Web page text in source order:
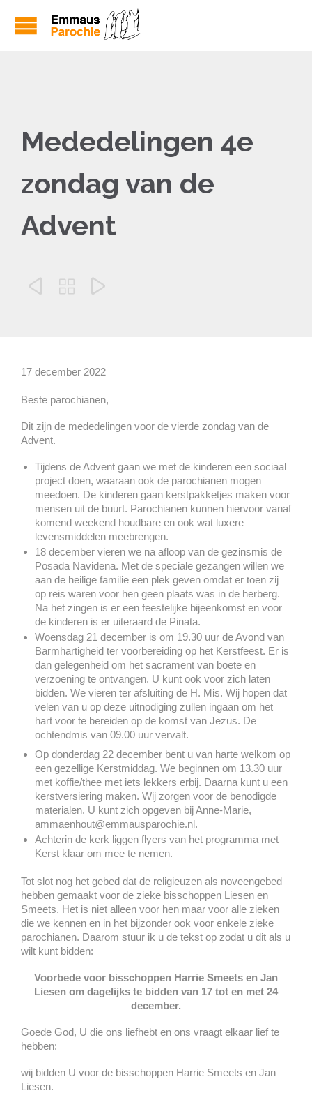
Mededelingen 4e
zondag van de
Advent
  
17 december 2022
Beste parochianen,
Dit zijn de mededelingen voor de vierde zondag van de
Advent.
Tijdens de Advent gaan we met de kinderen een sociaal
project doen, waaraan ook de parochianen mogen
meedoen. De kinderen gaan kerstpakketjes maken voor
mensen uit de buurt. Parochianen kunnen hiervoor vanaf
komend weekend houdbare en ook wat luxere
levensmiddelen meebrengen.
18 december vieren we na afloop van de gezinsmis de
Posada Navidena. Met de speciale gezangen willen we
aan de heilige familie een plek geven omdat er toen zij
op reis waren voor hen geen plaats was in de herberg.
Na het zingen is er een feestelijke bijeenkomst en voor
de kinderen is er uiteraard de Pinata.
Woensdag 21 december is om 19.30 uur de Avond van
Barmhartigheid ter voorbereiding op het Kerstfeest. Er is
dan gelegenheid om het sacrament van boete en
verzoening te ontvangen. U kunt ook voor zich laten
bidden. We vieren ter afsluiting de H. Mis. Wij hopen dat
velen van u op deze uitnodiging zullen ingaan om het
hart voor te bereiden op de komst van Jezus. De
ochtendmis van 09.00 uur vervalt.
Op donderdag 22 december bent u van harte welkom op
een gezellige Kerstmiddag. We beginnen om 13.30 uur
met koffie/thee met iets lekkers erbij. Daarna kunt u een
kerstversiering maken. Wij zorgen voor de benodigde
materialen. U kunt zich opgeven bij Anne-Marie,
ammaenhout@emmausparochie.nl.
Achterin de kerk liggen flyers van het programma met
Kerst klaar om mee te nemen.
Tot slot nog het gebed dat de religieuzen als noveengebed
hebben gemaakt voor de zieke bisschoppen Liesen en
Smeets. Het is niet alleen voor hen maar voor alle zieken
die we kennen en in het bijzonder ook voor enkele zieke
parochianen. Daarom stuur ik u de tekst op zodat u dit als u
wilt kunt bidden:
Voorbede voor bisschoppen Harrie Smeets en Jan
Liesen om dagelijks te bidden van 17 tot en met 24
december.
Goede God, U die ons liefhebt en ons vraagt elkaar lief te
hebben:
wij bidden U voor de bisschoppen Harrie Smeets en Jan
Liesen.